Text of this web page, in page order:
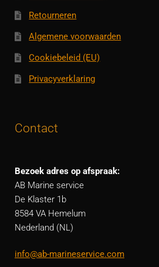
Retourneren
Algemene voorwaarden
Cookiebeleid (EU)
Privacyverklaring
Contact
Bezoek adres op afspraak:
AB Marine service
De Klaster 1b
8584 VA Hemelum
Nederland (NL)
info@ab-marineservice.com